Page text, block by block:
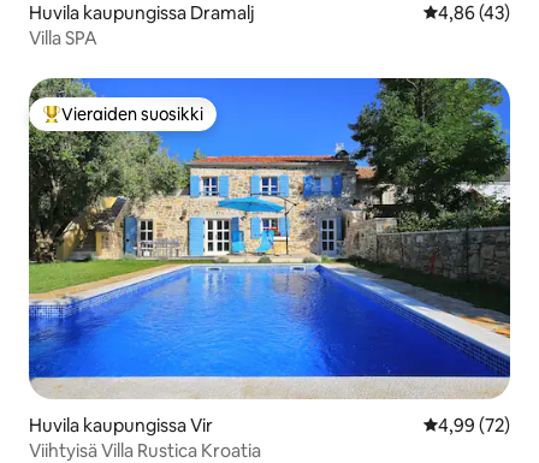
Huvila kaupungissa Dramalj
4,86 (43)
Villa SPA
Vieraiden suosikkien parhaimmistoa
Vieraiden suosikki
Huvila kaupungissa Vir
4,99 (72)
Viihtyisä Villa Rustica Kroatia